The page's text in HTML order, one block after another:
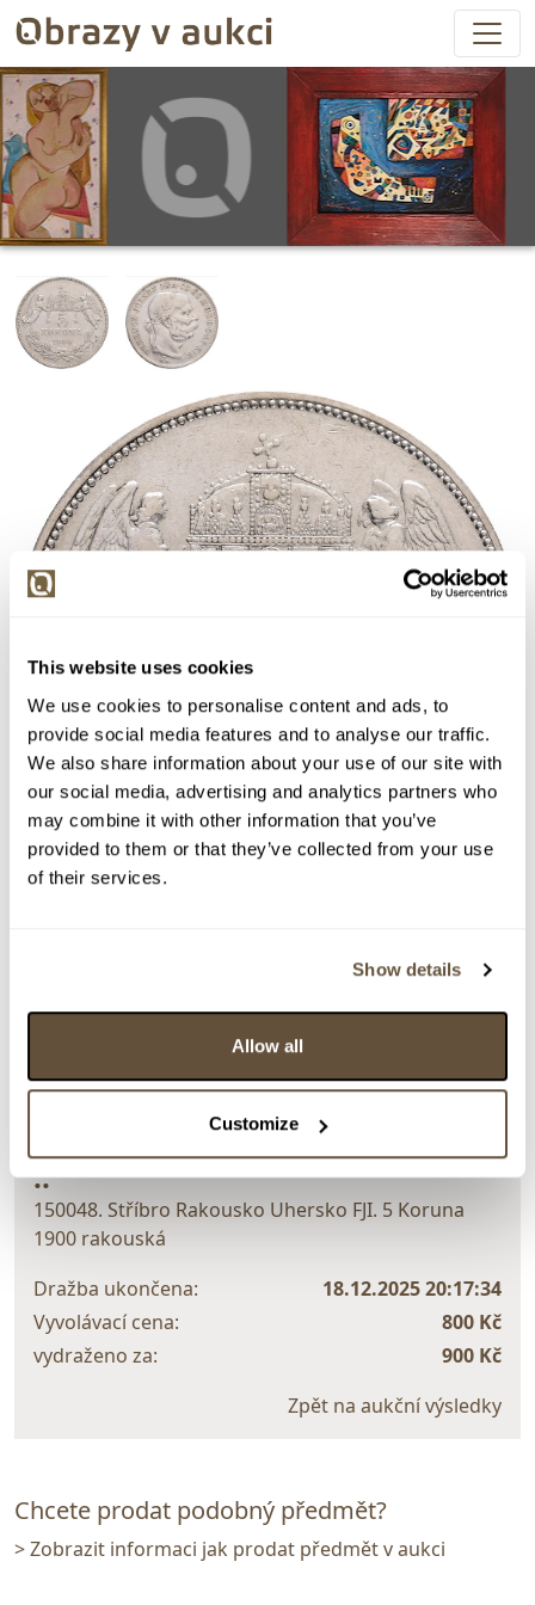
This website uses cookies
We use cookies to personalise content and ads, to
provide social media features and to analyse our traffic.
We also share information about your use of our site with
our social media, advertising and analytics partners who
may combine it with other information that you’ve
provided to them or that they’ve collected from your use
of their services.
Show details
Allow all
Customize
> Zobrazit detail položky a informace o autorovi
..
150048. Stříbro Rakousko Uhersko FJI. 5 Koruna
1900 rakouská
Dražba ukončena:
18.12.2025 20:17:34
Vyvolávací cena:
800 Kč
vydraženo za:
900 Kč
Zpět na aukční výsledky
Chcete prodat podobný předmět?
> Zobrazit informaci jak prodat předmět v aukci